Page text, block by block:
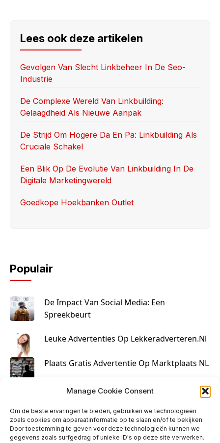
Manage Cookie Consent
Om de beste ervaringen te bieden, gebruiken we technologieën
zoals cookies om apparaatinformatie op te slaan en/of te bekijken.
Door toestemming te geven voor deze technologieën kunnen we
gegevens zoals surfgedrag of unieke ID's op deze site verwerken.
e
b
o
o
k
o
d
o
n
e
Lees ook deze artikelen
Gevolgen Van Slecht Linkbeheer In De Seo-
Industrie
De Complexe Wereld Van Linkbuilding:
Gelaagdheid Als Nieuwe Aanpak
De Strijd Om Hogere Da En Pa: Linkbuilding Als
Cruciale Schakel
Een Blik Op De Evolutie Van Linkbuilding In De
Digitale Marketingwereld
Goedkope Hoekbanken Outlet
Populair
De Impact Van Social Media: Een
Spreekbeurt
Leuke Advertenties Op Lekkeradverteren.nl
Plaats Gratis Advertentie Op Marktplaats NL
Kruisbestuiving Voor Succesvolle Marketing